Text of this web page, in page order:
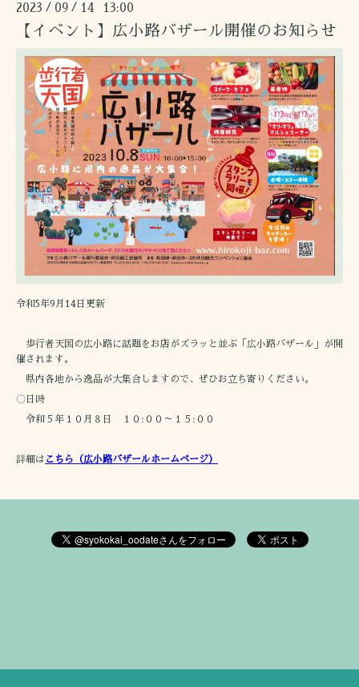
2023 / 09 / 14 13:00
【イベント】広小路バザール開催のお知らせ
令和5年9月14日更新
歩行者天国の広小路に話題をお店がズラッと並ぶ「広小路バザール」が開
催されます。
県内各地から逸品が大集合しますので、ぜひお立ち寄りください。
〇日時
令和５年１０月８日 １０:００～１５:００
詳細は こちら（広小路バザールホームページ）